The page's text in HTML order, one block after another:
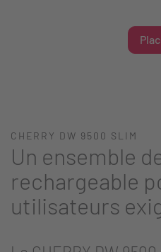
CHERRY DW 9500 SLIM
Un ensemble
rechargeable
utilisateurs